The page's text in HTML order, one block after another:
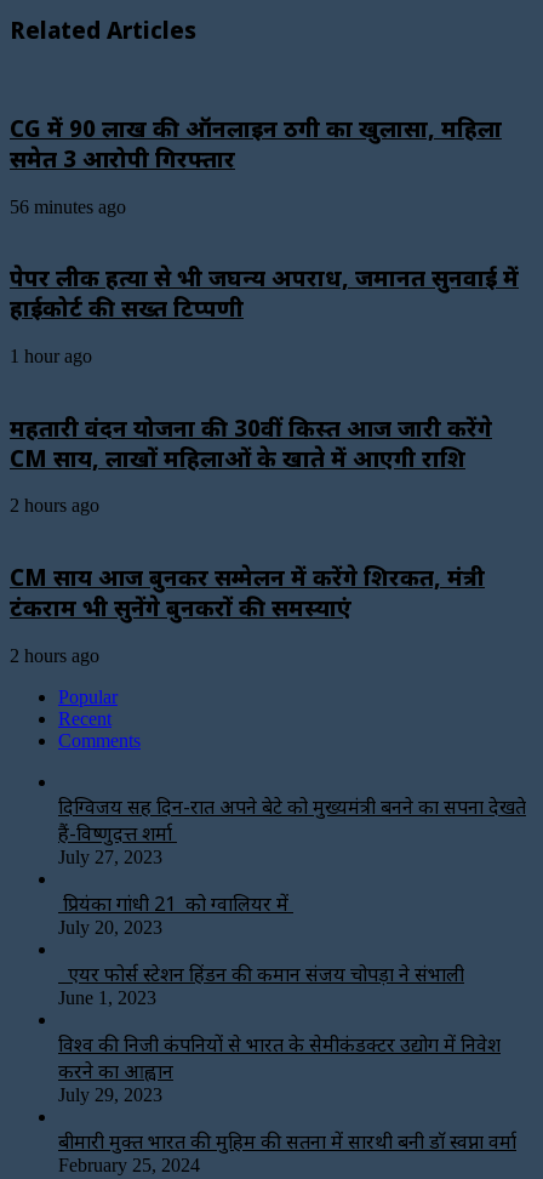
Related Articles
CG में 90 लाख की ऑनलाइन ठगी का खुलासा, महिला
समेत 3 आरोपी गिरफ्तार
56 minutes ago
पेपर लीक हत्या से भी जघन्य अपराध, जमानत सुनवाई में
हाईकोर्ट की सख्त टिप्पणी
1 hour ago
महतारी वंदन योजना की 30वीं किस्त आज जारी करेंगे
CM साय, लाखों महिलाओं के खाते में आएगी राशि
2 hours ago
CM साय आज बुनकर सम्मेलन में करेंगे शिरकत, मंत्री
टंकराम भी सुनेंगे बुनकरों की समस्याएं
2 hours ago
Popular
Recent
Comments
दिग्विजय सिंह दिन-रात अपने बेटे को मुख्यमंत्री बनने का सपना देखते
हैं-विष्णुदत्त शर्मा
July 27, 2023
प्रियंका गांधी 21 को ग्वालियर में
July 20, 2023
एयर फोर्स स्टेशन हिंडन की कमान संजय चोपड़ा ने संभाली
June 1, 2023
विश्‍व की निजी कंपनियों से भारत के सेमीकंडक्टर उद्योग में निवेश
करने का आह्वान
July 29, 2023
बीमारी मुक्त भारत की मुहिम की सतना में सारथी बनी डाॅ स्वप्ना वर्मा
February 25, 2024